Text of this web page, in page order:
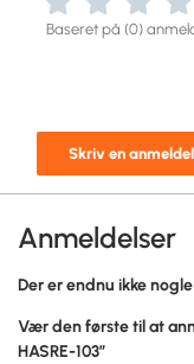
Baseret på (0)
Skriv en
Anmeldelser
Der er endnu ikke
Vær den første til at
HASRE-103”